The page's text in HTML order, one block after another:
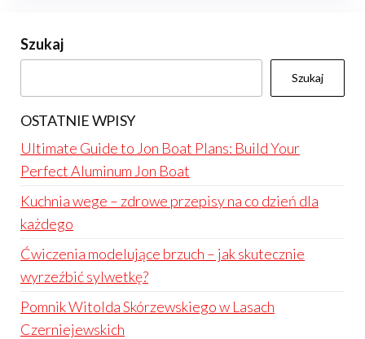
Szukaj
Szukaj
OSTATNIE WPISY
Ultimate Guide to Jon Boat Plans: Build Your
Perfect Aluminum Jon Boat
Kuchnia wege – zdrowe przepisy na co dzień dla
każdego
Ćwiczenia modelujące brzuch – jak skutecznie
wyrzeźbić sylwetkę?
Pomnik Witolda Skórzewskiego w Lasach
Czerniejewskich